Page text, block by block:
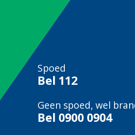
Spoed
Bel 112
Geen spoed, wel
Bel 0900 0904